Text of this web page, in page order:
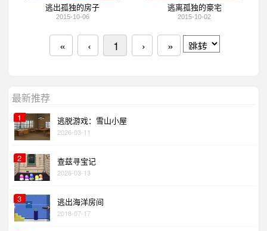
逃出孤独的房子
2015-10-06
逃离孤独的豪宅
2015-10-02
« ‹ 1 »
最新推荐
1 逃脱游戏：雪山小屋
2026-03-11
2 查兹寻宝记
2026-03-13
3 逃出海洋房间
2018-07-17